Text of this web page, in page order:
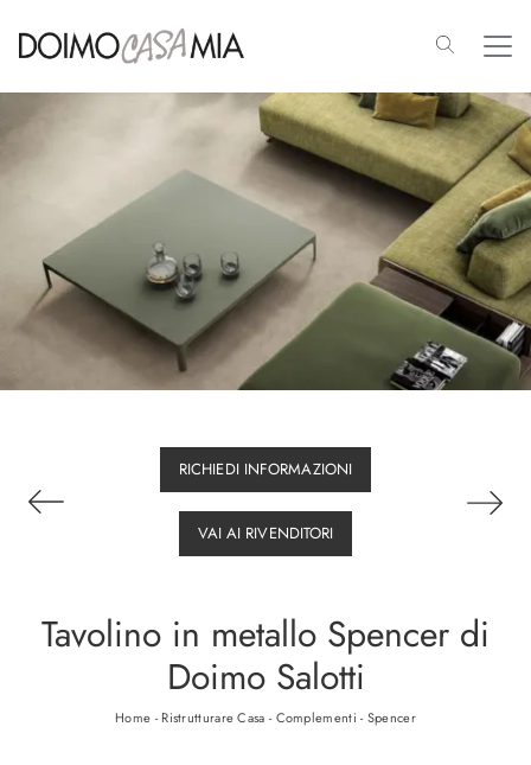
RICHIEDI INFORMAZIONI
VAI AI RIVENDITORI
Tavolino in metallo Spencer di
Doimo Salotti
Home -Ristrutturare Casa -Complementi -Spencer